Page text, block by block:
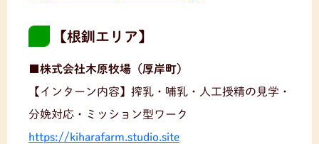
【根釧エリア】
■株式会社木原牧場（厚岸町）
【インターン内容】搾乳・哺乳・人工授精の見学・
分娩対応・ミッション型ワーク
https://kiharafarm.studio.site